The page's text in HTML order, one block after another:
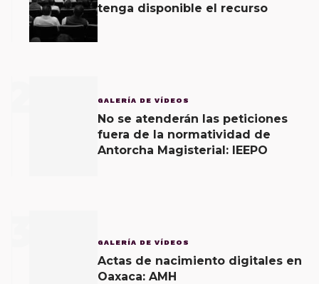
tenga disponible el recurso
GALERÍA DE VÍDEOS
No se atenderán las peticiones
fuera de la normatividad de
Antorcha Magisterial: IEEPO
GALERÍA DE VÍDEOS
Actas de nacimiento digitales en
Oaxaca: AMH